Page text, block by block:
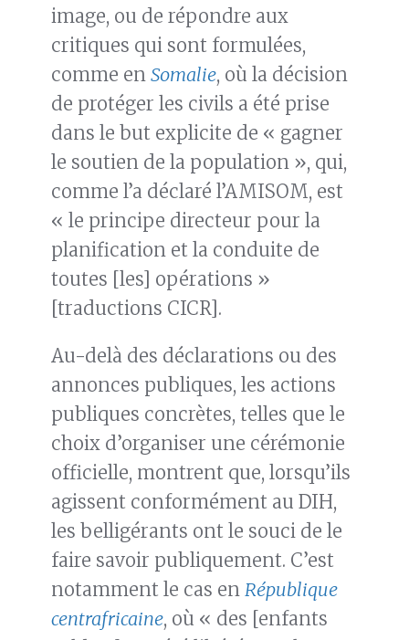
image, ou de répondre aux
critiques qui sont formulées,
comme en Somalie, où la décision
de protéger les civils a été prise
dans le but explicite de « gagner
le soutien de la population », qui,
comme l’a déclaré l’AMISOM, est
« le principe directeur pour la
planification et la conduite de
toutes [les] opérations »
[traductions CICR].
Au-delà des déclarations ou des
annonces publiques, les actions
publiques concrètes, telles que le
choix d’organiser une cérémonie
officielle, montrent que, lorsqu’ils
agissent conformément au DIH,
les belligérants ont le souci de le
faire savoir publiquement. C’est
notamment le cas en République
centrafricaine, où « des [enfants